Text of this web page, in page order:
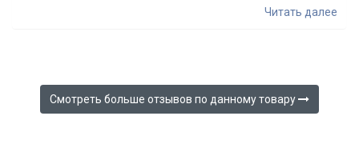
Читать далее
Смотреть больше отзывов по данному товару